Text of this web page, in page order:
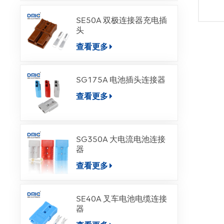
SE50A 双极连接器充电插
头
查看更多
SG175A 电池插头连接器
查看更多
SG350A 大电流电池连接
器
查看更多
SE40A 叉车电池电缆连接
器